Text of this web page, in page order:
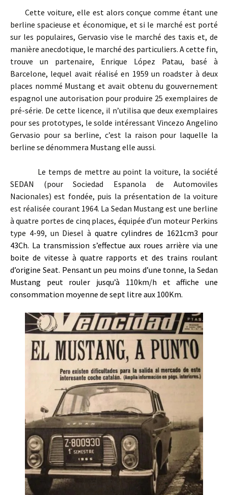
Cette voiture, elle est alors conçue comme étant une
berline spacieuse et économique, et si le marché est porté
sur les populaires, Gervasio vise le marché des taxis et, de
manière anecdotique, le marché des particuliers. A cette fin,
trouve un partenaire, Enrique López Patau, basé à
Barcelone, lequel avait réalisé en 1959 un roadster à deux
places nommé Mustang et avait obtenu du gouvernement
espagnol une autorisation pour produire 25 exemplaires de
pré-série. De cette licence, il n’utilisa que deux exemplaires
pour ses prototypes, le solde intéressant Vincezo Angelino
Gervasio pour sa berline, c’est la raison pour laquelle la
berline se dénommera Mustang elle aussi.
Le temps de mettre au point la voiture, la société
SEDAN (pour Sociedad Espanola de Automoviles
Nacionales) est fondée, puis la présentation de la voiture
est réalisée courant 1964. La Sedan Mustang est une berline
à quatre portes de cinq places, équipée d’un moteur Perkins
type 4-99, un Diesel à quatre cylindres de 1621cm3 pour
43Ch. La transmission s’effectue aux roues arrière via une
boite de vitesse à quatre rapports et des trains roulant
d’origine Seat. Pensant un peu moins d’une tonne, la Sedan
Mustang peut rouler jusqu’à 110km/h et affiche une
consommation moyenne de sept litre aux 100Km.